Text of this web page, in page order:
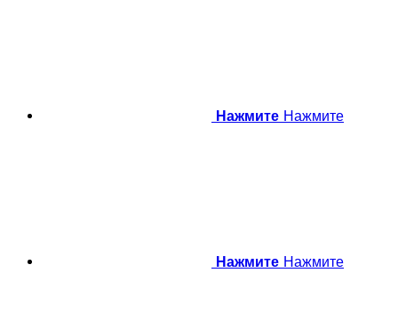
Нажмите Нажмите
Нажмите Нажмите